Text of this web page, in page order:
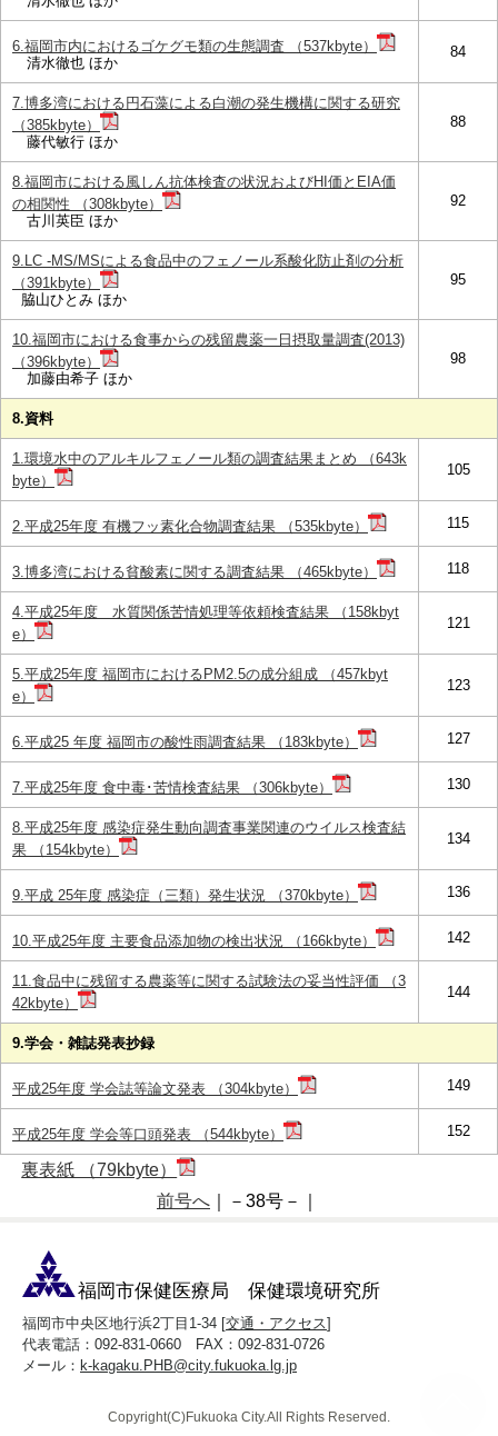
6.福岡市内におけるゴケグモ類の生態調査 （537kbyte）
清水徹也 ほか
84
7.博多湾における円石藻による白潮の発生機構に関する研究
（385kbyte）
藤代敏行 ほか
88
8.福岡市における風しん抗体検査の状況およびHI価とEIA価
の相関性 （308kbyte）
古川英臣 ほか
92
9.LC -MS/MSによる食品中のフェノール系酸化防止剤の分析
（391kbyte）
脇山ひとみ ほか
95
10.福岡市における食事からの残留農薬一日摂取量調査(2013)
（396kbyte）
加藤由希子 ほか
98
8.資料
1.環境水中のアルキルフェノール類の調査結果まとめ （643k
byte）
105
2.平成25年度 有機フッ素化合物調査結果 （535kbyte） 115
3.博多湾における貧酸素に関する調査結果 （465kbyte） 118
4.平成25年度 水質関係苦情処理等依頼検査結果 （158kbyt
e）
121
5.平成25年度 福岡市におけるPM2.5の成分組成 （457kbyt
e）
123
6.平成25 年度 福岡市の酸性雨調査結果 （183kbyte） 127
7.平成25年度 食中毒･苦情検査結果 （306kbyte） 130
8.平成25年度 感染症発生動向調査事業関連のウイルス検査結
果 （154kbyte）
134
9.平成 25年度 感染症（三類）発生状況 （370kbyte） 136
10.平成25年度 主要食品添加物の検出状況 （166kbyte） 142
11.食品中に残留する農薬等に関する試験法の妥当性評価 （3
42kbyte）
144
9.学会・雑誌発表抄録
平成25年度 学会誌等論文発表 （304kbyte） 149
平成25年度 学会等口頭発表 （544kbyte） 152
裏表紙 （79kbyte）
前号へ ｜－38号－｜
福岡市保健医療局 保健環境研究所
福岡市中央区地行浜2丁目1-34 [交通・アクセス]
代表電話：092-831-0660 FAX：092-831-0726
メール： k-kagaku.PHB@city.fukuoka.lg.jp
Copyright(C)Fukuoka City.All Rights Reserved.